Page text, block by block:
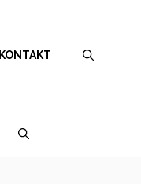
KONTAKT